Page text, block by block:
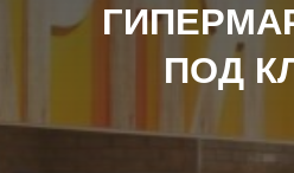
ПОД